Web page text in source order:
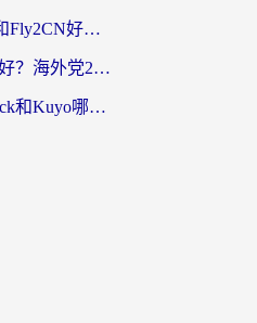
海外党必看：斧牛和Fly2CN好用吗？3招教你选对回国加速器（附免费试用攻略）
斧牛和OurPlay哪个好？海外党2026亲测：选对加速器，国内资源秒加载
海外党纠结Quickback和Kuyo哪个好？选对回国加速器才能无缝刷国内资源